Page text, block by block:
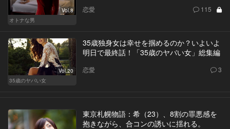
Vol.8
オトナな男
恋愛 115
Vol.20
35歳のヤバい女
35歳独身女は幸せを掴めるのか？いよいよ
明日で最終話！「35歳のヤバい女」総集編
恋愛 3
東京札幌物語：希（23）、8割の罪悪感を
抱きながら、合コンの誘いに揺れる。